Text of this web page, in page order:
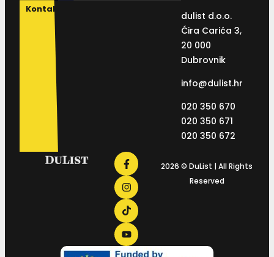
Kontakt
dulist d.o.o.
Ćira Carića 3,
20 000
Dubrovnik
info@dulist.hr
020 350 670
020 350 671
020 350 672
2026 © DuList | All Rights
Reserved